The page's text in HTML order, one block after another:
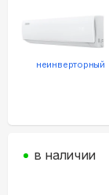
неинверторный
в наличии